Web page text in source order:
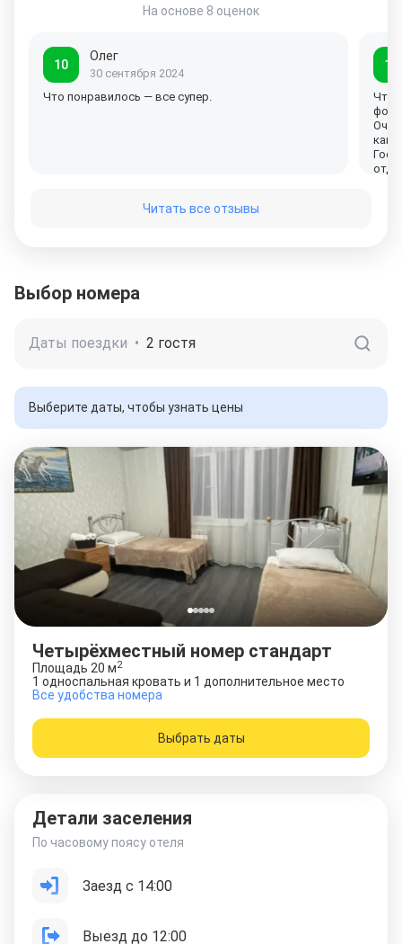
На основе 8 оценок
10
Олег
30 сентября 2024
Что понравилось — все супер.
10
Что
как
Читать все отзывы
Выбор номера
Даты поездки • 2 гостя
Выберите даты, чтобы узнать цены
Четырёхместный номер стандарт
Площадь 20 м2
1 односпальная кровать и 1 дополнительное место
Все удобства номера
Выбрать даты
Детали заселения
По часовому поясу отеля
Заезд с 14:00
Выезд до 12:00